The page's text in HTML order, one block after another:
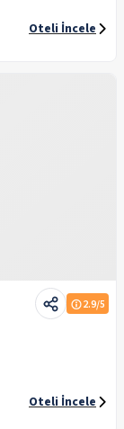
Oteli İncele
2.9/5
Oteli İncele